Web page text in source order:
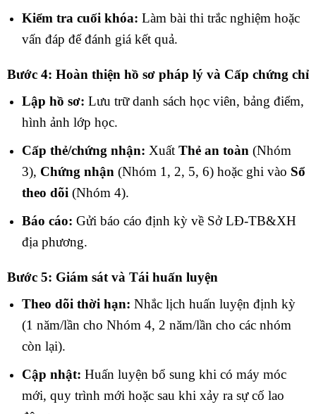
Kiểm tra cuối khóa: Làm bài thi trắc nghiệm hoặc
vấn đáp để đánh giá kết quả.
Bước 4: Hoàn thiện hồ sơ pháp lý và Cấp chứng chỉ
Lập hồ sơ: Lưu trữ danh sách học viên, bảng điểm,
hình ảnh lớp học.
Cấp thẻ/chứng nhận: Xuất Thẻ an toàn (Nhóm
3), Chứng nhận (Nhóm 1, 2, 5, 6) hoặc ghi vào Sổ
theo dõi (Nhóm 4).
Báo cáo: Gửi báo cáo định kỳ về Sở LĐ-TB&XH
địa phương.
Bước 5: Giám sát và Tái huấn luyện
Theo dõi thời hạn: Nhắc lịch huấn luyện định kỳ
(1 năm/lần cho Nhóm 4, 2 năm/lần cho các nhóm
còn lại).
Cập nhật: Huấn luyện bổ sung khi có máy móc
mới, quy trình mới hoặc sau khi xảy ra sự cố lao